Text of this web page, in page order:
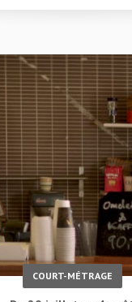
COURT-MÉTRAGE